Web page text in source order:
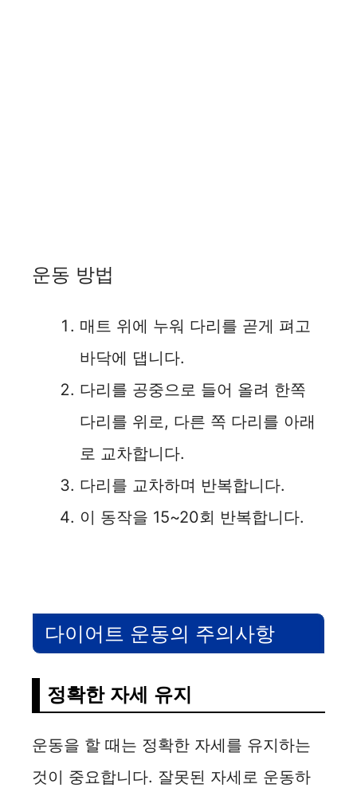
운동 방법
매트 위에 누워 다리를 곧게 펴고
바닥에 댑니다.
다리를 공중으로 들어 올려 한쪽
다리를 위로, 다른 쪽 다리를 아래
로 교차합니다.
다리를 교차하며 반복합니다.
이 동작을 15~20회 반복합니다.
다이어트 운동의 주의사항
정확한 자세 유지
운동을 할 때는 정확한 자세를 유지하는
것이 중요합니다. 잘못된 자세로 운동하